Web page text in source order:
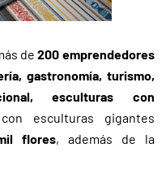
de200 emprendedores
gastronomía, turismo,
esculturas con
esculturas gigantes
flores, además de la